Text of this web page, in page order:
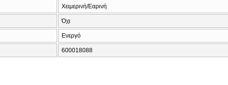
Χειμερινή/Εαρινή
Όχι
Ενεργό
600018088